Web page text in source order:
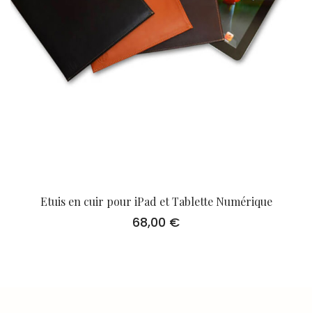
Etuis en cuir pour iPad et Tablette Numérique
68,00 €